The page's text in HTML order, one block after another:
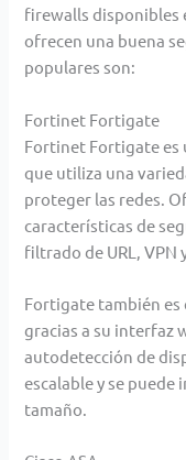
firewalls disponibles
ofrecen una buena
populares son:
Fortinet Fortigate
Fortinet Fortigate es
que utiliza una
proteger las redes.
características de
filtrado de URL, VPN
Fortigate también es
gracias a su interfaz
autodetección de
escalable y se
tamaño.